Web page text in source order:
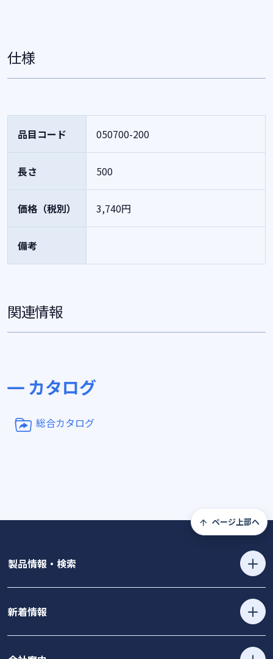
仕様
品目コード 050700-200
長さ 500
価格（税別） 3,740円
備考
関連情報
カタログ
総合カタログ
ページ上部へ
製品情報・検索
新着情報